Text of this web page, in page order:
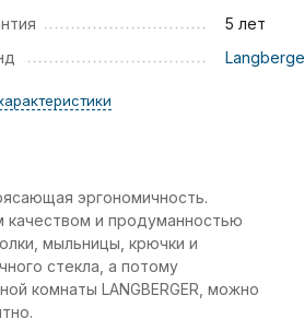
5 лет
эргономичность.
и продуманностью
мыльницы, крючки и
стекла, а потому
комнаты LANGBERGER, можно